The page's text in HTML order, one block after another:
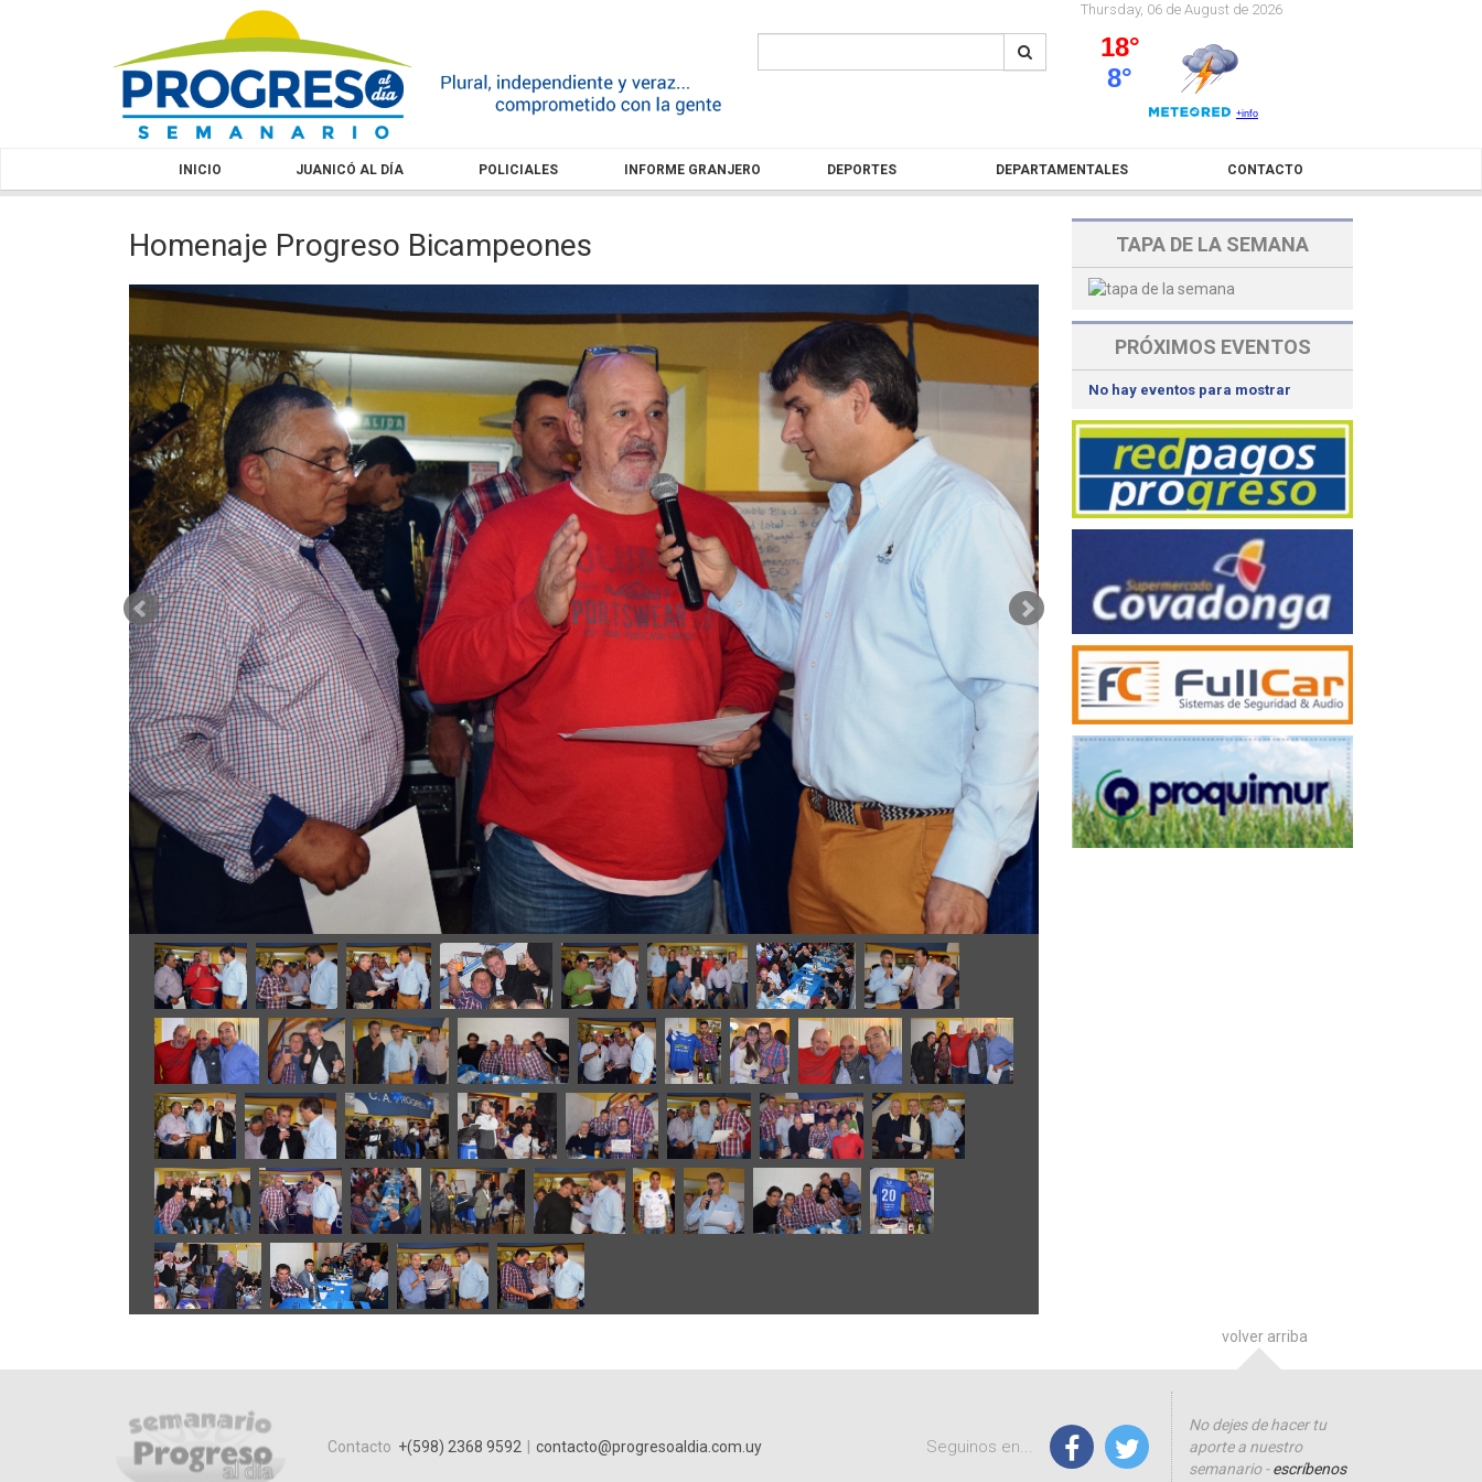
Thursday, 06 de August de 2026
INICIO JUANICÓ AL DÍA POLICIALES INFORME GRANJERO DEPORTES DEPARTAMENTALES CONTACTO
Homenaje Progreso Bicampeones TAPA DE LA SEMANA
PRÓXIMOS EVENTOS
No hay eventos para mostrar
volver arriba
Contacto +(598) 2368 9592 | contacto@progresoaldia.com.uy Seguinos en...
No dejes de hacer tu
aporte a nuestro
semanario -escríbenos